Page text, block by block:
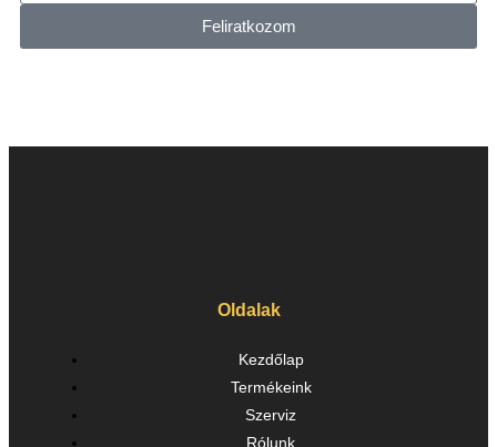
Feliratkozom
Oldalak
Kezdőlap
Termékeink
Szerviz
Rólunk